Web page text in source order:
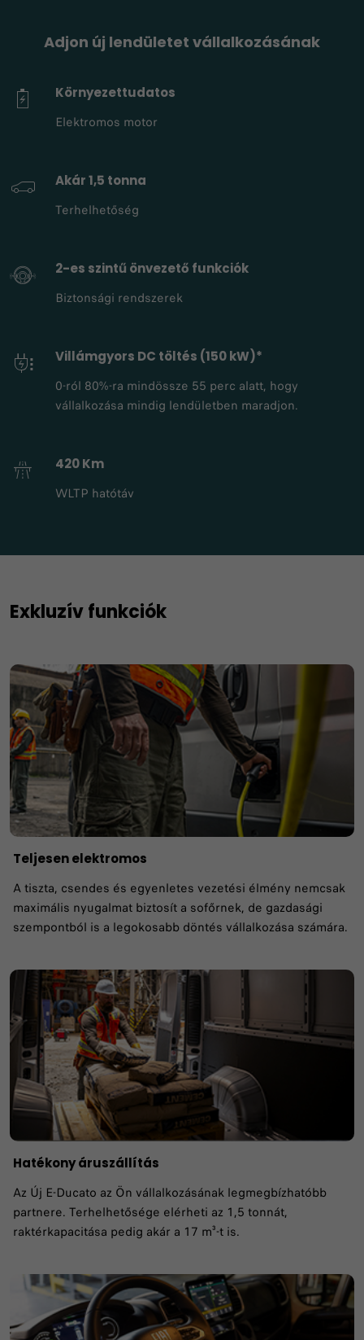
Adjon új lendületet vállalkozásának
Környezettudatos
Elektromos motor
Akár 1,5 tonna
Terhelhetőség
2-es szintű önvezető funkciók
Biztonsági rendszerek
Villámgyors DC töltés (150 kW)*
0-ról 80%-ra mindössze 55 perc alatt, hogy
vállalkozása mindig lendületben maradjon.
420 Km
WLTP hatótáv
Exkluzív funkciók
Teljesen elektromos
A tiszta, csendes és egyenletes vezetési élmény nemcsak
maximális nyugalmat biztosít a sofőrnek, de gazdasági
szempontból is a legokosabb döntés vállalkozása számára.
Hatékony áruszállítás
Az Új E-Ducato az Ön vállalkozásának legmegbízhatóbb
partnere. Terhelhetősége elérheti az 1,5 tonnát,
raktérkapacitása pedig akár a 17 m³-t is.